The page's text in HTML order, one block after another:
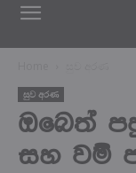
සුව අරණ
ඔබෙත්
සහ වම්